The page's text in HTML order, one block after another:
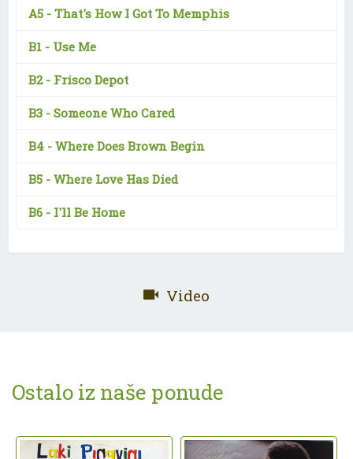
A5 - That's How I Got To Memphis
B1 - Use Me
B2 - Frisco Depot
B3 - Someone Who Cared
B4 - Where Does Brown Begin
B5 - Where Love Has Died
B6 - I'll Be Home
Video
Ostalo iz naše ponude